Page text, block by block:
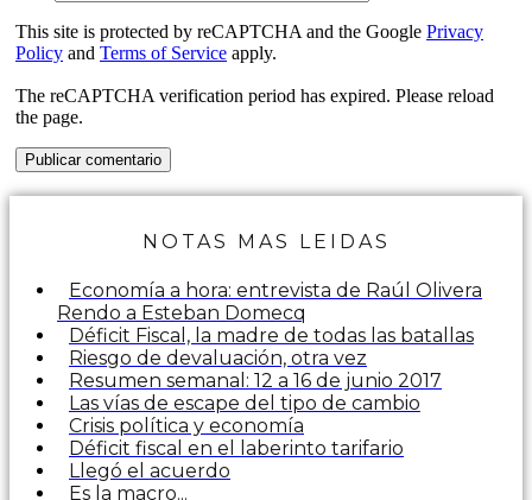
This site is protected by reCAPTCHA and the Google Privacy
Policy and Terms of Service apply.
The reCAPTCHA verification period has expired. Please reload
the page.
NOTAS MAS LEIDAS
Economía a hora: entrevista de Raúl Olivera
Rendo a Esteban Domecq
Déficit Fiscal, la madre de todas las batallas
Riesgo de devaluación, otra vez
Resumen semanal: 12 a 16 de junio 2017
Las vías de escape del tipo de cambio
Crisis política y economía
Déficit fiscal en el laberinto tarifario
Llegó el acuerdo
Es la macro...